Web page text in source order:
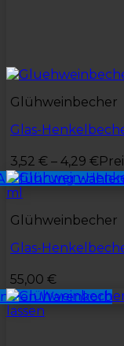
Glühweinbecher
Glas-
3,52 € – 4,29 €
wählen
Glühweinbecher
Glas-
55,00 €
den Warenkorb